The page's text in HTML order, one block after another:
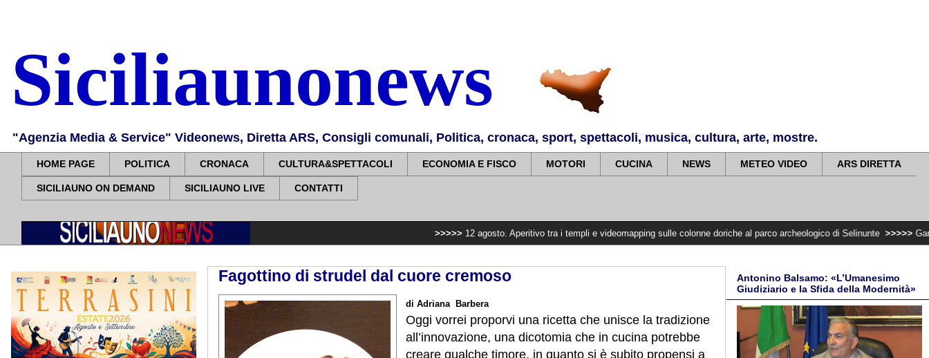
Siciliaunonews
"Agenzia Media & Service" Videonews, Diretta ARS, Consigli comunali, Politica, cronaca, sport, spettacoli, musica, cultura, arte, mostre.
HOME PAGE POLITICA CRONACA CULTURA&SPETTACOLI ECONOMIA E FISCO MOTORI CUCINA NEWS METEO VIDEO ARS DIRETTA
SICILIAUNO ON DEMAND SICILIAUNO LIVE CONTATTI
12 agosto. Aperitivo tra i templi e videomapping sulle colonne doriche al parco archeologico di Selinunte >>>>> Gangi Illumina la
Fagottino di strudel dal cuore cremoso
di Adriana Barbera
Oggi vorrei proporvi una ricetta che unisce la tradizione
all’innovazione, una dicotomia che in cucina potrebbe
creare qualche timore, in quanto si è subito propensi a
Antonino Balsamo: «L’Umanesimo
Giudiziario e la Sfida della Modernità»